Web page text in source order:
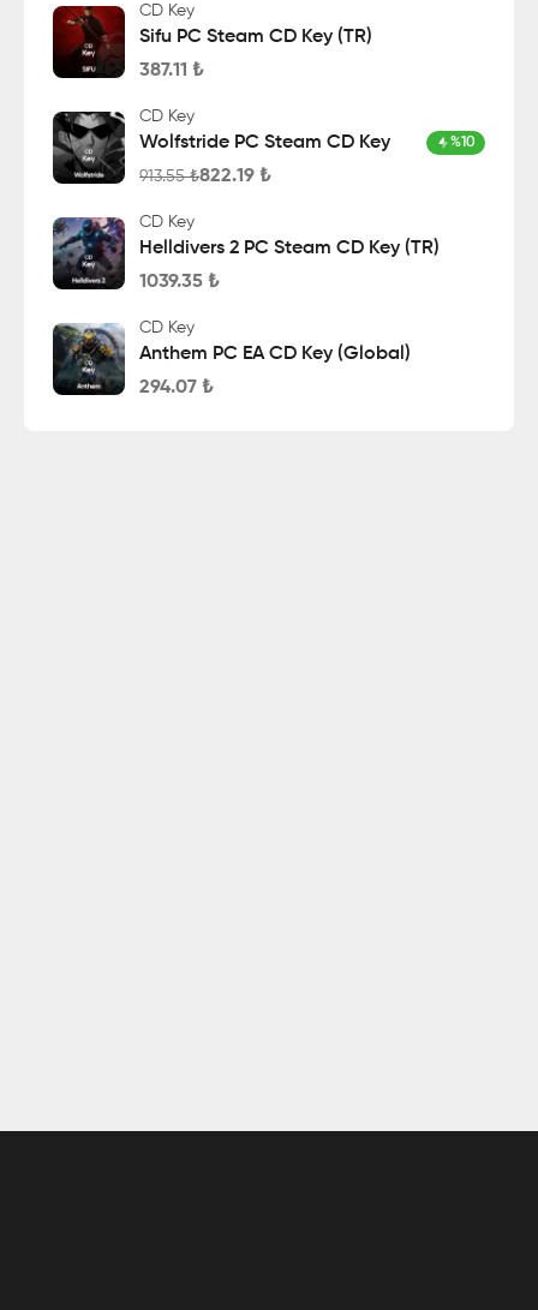
CD Key
Sifu PC Steam CD Key (TR)
387.11 ₺
CD Key
Wolfstride PC Steam CD Key %10
913.55₺822.19 ₺
CD Key
Helldivers 2 PC Steam CD Key (TR)
1039.35 ₺
CD Key
Anthem PC EA CD Key (Global)
294.07 ₺